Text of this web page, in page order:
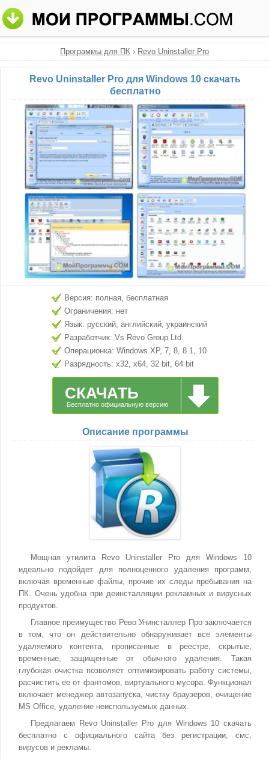
Программы для ПК › Revo Uninstaller Pro
Revo Uninstaller Pro для Windows 10 скачать
бесплатно
Версия: полная, бесплатная
Ограничения: нет
Язык: русский, английский, украинский
Разработчик: Vs Revo Group Ltd.
Операционка: Windows XP, 7, 8, 8.1, 10
Разрядность: x32, x64, 32 bit, 64 bit
СКАЧАТЬ
Бесплатно официальную версию
Описание программы
Мощная утилита Revo Uninstaller Pro для Windows 10
идеально подойдет для полноценного удаления программ,
включая временные файлы, прочие их следы пребывания на
ПК. Очень удобна при деинсталляции рекламных и вирусных
продуктов.
Главное преимущество Рево Унинсталлер Про заключается
в том, что он действительно обнаруживает все элементы
удаляемого контента, прописанные в реестре, скрытые,
временные, защищенные от обычного удаления. Такая
глубокая очистка позволяет оптимизировать работу системы,
расчистить ее от фантомов, виртуального мусора. Функционал
включает менеджер автозапуска, чистку браузеров, очищение
MS Office, удаление неиспользуемых данных.
Предлагаем Revo Uninstaller Pro для Windows 10 скачать
бесплатно с официального сайта без регистрации, смс,
вирусов и рекламы.